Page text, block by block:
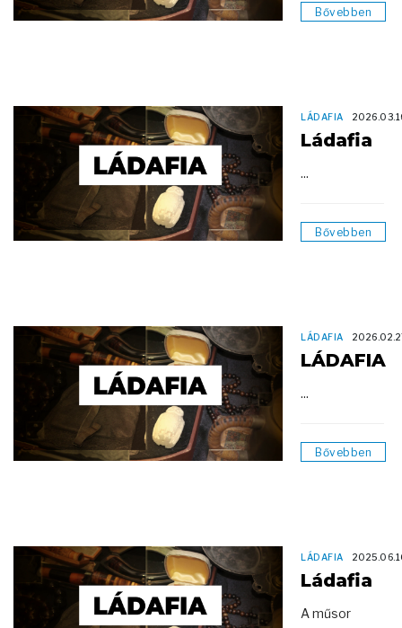
Bővebben
LÁDAFIA
Ládafia
...
Bővebben
LÁDAFIA
LÁDAFIA
...
Bővebben
LÁDAFIA
Ládafia
A műsor